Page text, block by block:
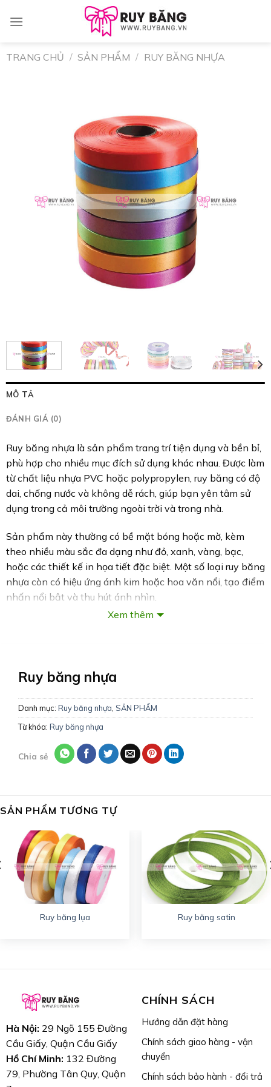
TRANG CHỦ / SẢN PHẨM / RUY BĂNG NHỰA
MÔ TẢ
ĐÁNH GIÁ (0)
Ruy băng nhựa là sản phẩm trang trí tiện dụng và bền bỉ,
phù hợp cho nhiều mục đích sử dụng khác nhau. Được làm
từ chất liệu nhựa PVC hoặc polypropylen, ruy băng có độ
dai, chống nước và không dễ rách, giúp bạn yên tâm sử
dụng trong cả môi trường ngoài trời và trong nhà.
Sản phẩm này thường có bề mặt bóng hoặc mờ, kèm
theo nhiều màu sắc đa dạng như đỏ, xanh, vàng, bạc,
hoặc các thiết kế in họa tiết đặc biệt. Một số loại ruy băng
nhựa còn có hiệu ứng ánh kim hoặc hoa văn nổi, tạo điểm
nhấn nổi bật và thu hút ánh nhìn.
trang trí cây thông Noel, làm dây treo, hoặc làm đồ thủ
công.
Để có thêm thông tin về ruy băng nhựa, vụi lòng liên hệ
chúng tôi để được tư vấn & hỗ trợ.
VĂN PHÒNG LÀM VIỆC:
Hồ Chí Minh:
Hà Tĩnh:288 Nguyễn Du, Phường Bắc Hà, TP. Hà Tĩnh
Tổng đài:1900 2238
0943344333
Website:www.ruybang.vn
CHÚNG TÔI LUÔN SẴN LÒNG THIẾT KẾ – IN ẤN VÀ
GIAO HÀNG TẬN NƠI TRONG CẢ NƯỚC!
Xem thêm
Ruy băng nhựa
Danh mục: Ruy băng nhựa SẢN PHẨM
Từ khóa: Ruy băng nhựa
Chia sẻ
SẢN PHẨM TƯƠNG TỰ
Ruy băng lụa Ruy băng satin
Hà Nội: 29 Ngõ 155 Đường
Cầu Giấy, Quận Cầu Giấy
Hồ Chí Minh: 132 Đường
79, Phường Tân Quy, Quận
CHÍNH SÁCH
Hướng dẫn đặt hàng
Chính sách giao hàng - vận
chuyển
Chính sách bảo hành - đổi trả